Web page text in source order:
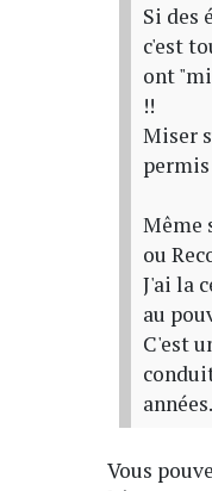
Si des
c'est
ont
!!
Miser
Même
ou
J'ai la
au
C'est
années.
Vous